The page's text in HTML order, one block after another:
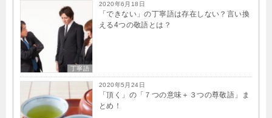
丁寧語
2020年6月18日
「できない」の丁寧語は存在しない？言い換
える4つの敬語とは？
2020年5月24日
「頂く」の「７つの意味＋３つの尊敬語」ま
とめ！